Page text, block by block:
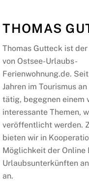
THOMAS
Thomas Gutteck ist
von Ostsee-Urlaubs-
Ferienwohnung.de.
Jahren im Tourismus
tätig, begegnen einem
interessante Themen,
veröffentlicht werden.
bieten wir in
Möglichkeit der Online
Urlaubsunterkünften
an.